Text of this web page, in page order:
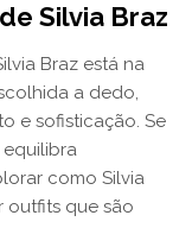
Silvia Braz
Braz está na
a dedo,
e sofisticação. Se
como Silvia
outfits que são